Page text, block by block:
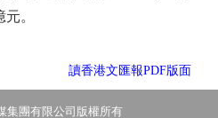
。
讀香港文匯報PDF版面
集團有限公司版權所有